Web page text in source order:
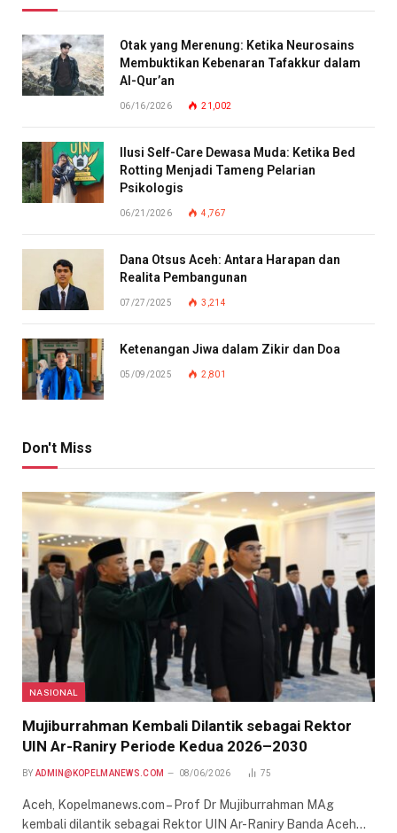
Otak yang Merenung: Ketika Neurosains
Membuktikan Kebenaran Tafakkur dalam
Al-Qur’an
06/16/2026 21,002
Ilusi Self-Care Dewasa Muda: Ketika Bed
Rotting Menjadi Tameng Pelarian
Psikologis
06/21/2026 4,767
Dana Otsus Aceh: Antara Harapan dan
Realita Pembangunan
07/27/2025 3,214
Ketenangan Jiwa dalam Zikir dan Doa
05/09/2025 2,801
Don't Miss
NASIONAL
Mujiburrahman Kembali Dilantik sebagai Rektor
UIN Ar-Raniry Periode Kedua 2026–2030
BY ADMIN@KOPELMANEWS.COM 08/06/2026 75
Aceh, Kopelmanews.com – Prof Dr Mujiburrahman MAg
kembali dilantik sebagai Rektor UIN Ar-Raniry Banda Aceh…